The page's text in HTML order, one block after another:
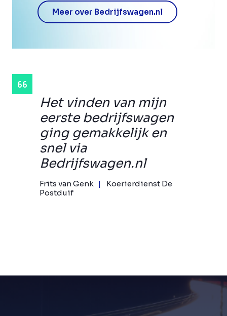
Het vinden van mijn
eerste bedrijfswagen
ging gemakkelijk en
snel via
Bedrijfswagen.nl
Frits van Genk
Koerierdienst De
Postduif
Meer over Bedrijfswagen.nl